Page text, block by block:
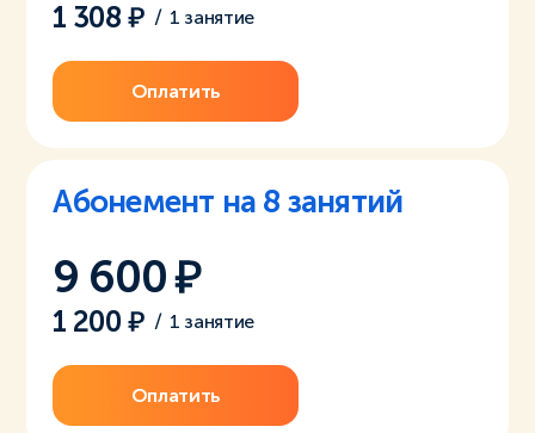
1 308 / 1 занятие
Оплатить
Абонемент на 8 занятий
9 600
1 200 / 1 занятие
Оплатить